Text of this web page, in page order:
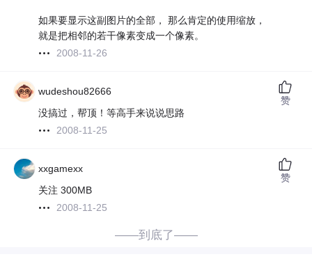
如果要显示这副图片的全部， 那么肯定的使用缩放，
就是把相邻的若干像素变成一个像素。
2008-11-26
wudeshou82666
没搞过，帮顶！等高手来说说思路
2008-11-25
赞
xxgamexx
关注 300MB
2008-11-25
赞
——到底了——